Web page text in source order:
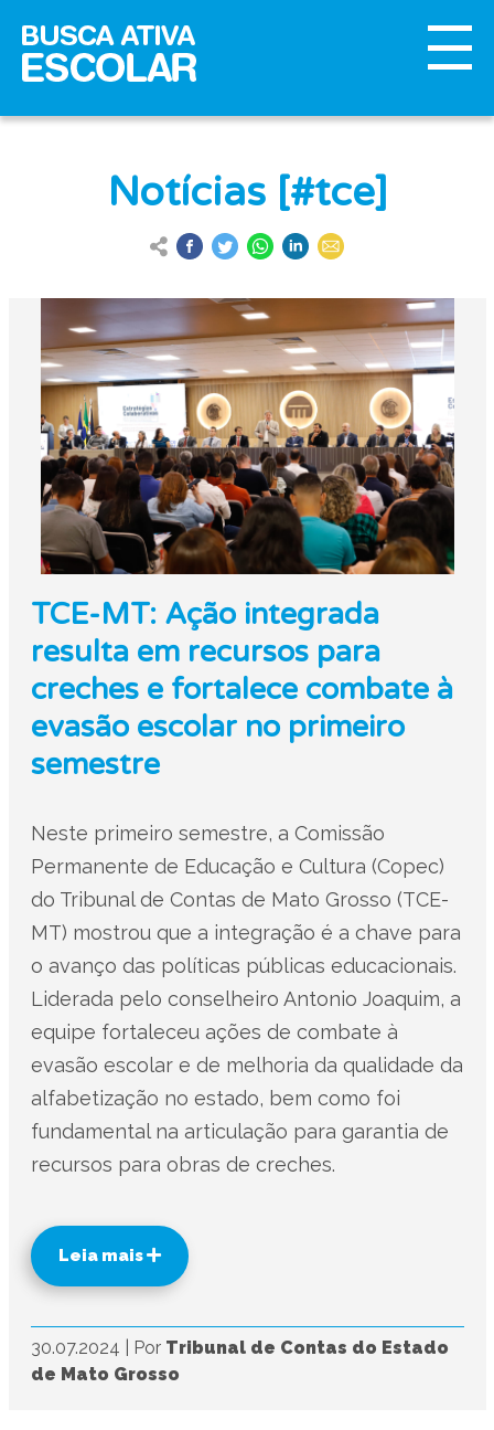
Notícias [#tce]
TCE-MT: Ação integrada
resulta em recursos para
creches e fortalece combate à
evasão escolar no primeiro
semestre
Neste primeiro semestre, a Comissão
Permanente de Educação e Cultura (Copec)
do Tribunal de Contas de Mato Grosso (TCE-
MT) mostrou que a integração é a chave para
o avanço das políticas públicas educacionais.
Liderada pelo conselheiro Antonio Joaquim, a
equipe fortaleceu ações de combate à
evasão escolar e de melhoria da qualidade da
alfabetização no estado, bem como foi
fundamental na articulação para garantia de
recursos para obras de creches.
Leia mais
30.07.2024 Por Tribunal de Contas do Estado
de Mato Grosso